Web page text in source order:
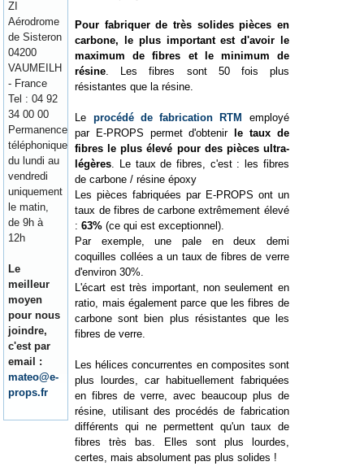
ZI
Aérodrome
de Sisteron
04200
VAUMEILH
- France
Tel : 04 92
34 00 00
Permanence
téléphonique
du lundi au
vendredi
uniquement
le matin,
de 9h à
12h
Le
meilleur
moyen
pour nous
joindre,
c'est par
email :
mateo@e-
props.fr
Pour fabriquer de très solides pièces en
carbone, le plus important est d'avoir le
maximum de fibres et le minimum de
résine. Les fibres sont 50 fois plus
résistantes que la résine.
Le procédé de fabrication RTM
employé
par E-PROPS permet d'obtenir
le taux de
fibres le plus élevé pour des pièces ultra-
légères. Le taux de fibres, c'est : les fibres
de carbone / résine époxy
Les pièces fabriquées par E-PROPS ont un
taux de fibres de carbone extrêmement élevé
:63% (ce qui est exceptionnel).
Par exemple, une pale en deux demi
coquilles collées a un taux de fibres de verre
d'environ 30%.
L'écart est très important, non seulement en
ratio, mais également parce que les fibres de
carbone sont bien plus résistantes que les
fibres de verre.
Les hélices concurrentes en composites sont
plus lourdes, car habituellement fabriquées
en fibres de verre, avec beaucoup plus de
résine, utilisant des procédés de fabrication
différents qui ne permettent qu'un taux de
fibres très bas. Elles sont plus lourdes,
certes, mais absolument pas plus solides !